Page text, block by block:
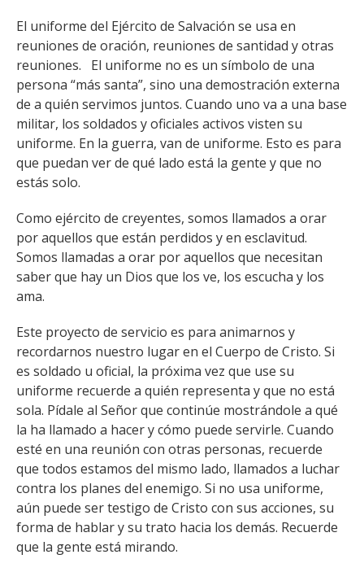
El uniforme del Ejército de Salvación se usa en
reuniones de oración, reuniones de santidad y otras
reuniones. El uniforme no es un símbolo de una
persona “más santa”, sino una demostración externa
de a quién servimos juntos. Cuando uno va a una base
militar, los soldados y oficiales activos visten su
uniforme. En la guerra, van de uniforme. Esto es para
que puedan ver de qué lado está la gente y que no
estás solo.
Como ejército de creyentes, somos llamados a orar
por aquellos que están perdidos y en esclavitud.
Somos llamadas a orar por aquellos que necesitan
saber que hay un Dios que los ve, los escucha y los
ama.
Este proyecto de servicio es para animarnos y
recordarnos nuestro lugar en el Cuerpo de Cristo. Si
es soldado u oficial, la próxima vez que use su
uniforme recuerde a quién representa y que no está
sola. Pídale al Señor que continúe mostrándole a qué
la ha llamado a hacer y cómo puede servirle. Cuando
esté en una reunión con otras personas, recuerde
que todos estamos del mismo lado, llamados a luchar
contra los planes del enemigo. Si no usa uniforme,
aún puede ser testigo de Cristo con sus acciones, su
forma de hablar y su trato hacia los demás. Recuerde
que la gente está mirando.